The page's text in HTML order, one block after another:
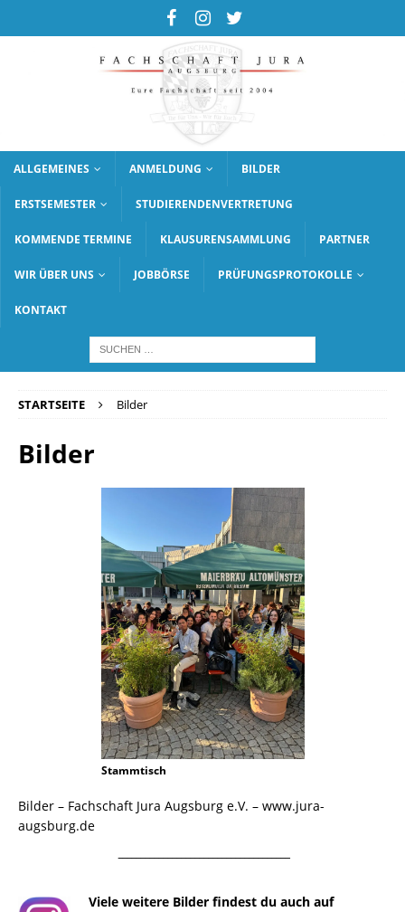
ALLGEMEINES ANMELDUNG BILDER
ERSTSEMESTER STUDIERENDENVERTRETUNG
KOMMENDE TERMINE KLAUSURENSAMMLUNG PARTNER
WIR ÜBER UNS JOBBÖRSE PRÜFUNGSPROTOKOLLE
KONTAKT
STARTSEITE Bilder
Bilder
Stammtisch
Bilder – Fachschaft Jura Augsburg e.V. – www.jura-
augsburg.de
¯¯¯¯¯¯¯¯¯¯¯¯¯¯¯¯¯¯¯¯¯¯¯¯¯¯¯¯¯¯¯¯¯¯¯¯¯¯
Viele weitere Bilder findest du auch auf